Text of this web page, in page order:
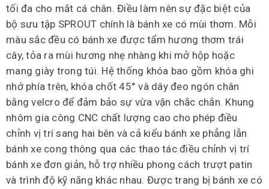
tối đa cho mắt cá chân. Điều làm nên sự đặc biệt của
bộ sưu tập SPROUT chính là bánh xe có mùi thơm. Mỗi
màu sắc đều có bánh xe được tẩm hương thơm trái
cây, tỏa ra mùi hương nhẹ nhàng khi mở hộp hoặc
mang giày trong túi. Hệ thống khóa bao gồm khóa ghi
nhớ phía trên, khóa chốt 45° và dây đeo ngón chân
bằng velcro để đảm bảo sự vừa vặn chắc chắn. Khung
nhôm gia công CNC chất lượng cao cho phép điều
chỉnh vị trí sang hai bên và cả kiểu bánh xe phẳng lẫn
bánh xe cong thông qua các thao tác điều chỉnh vị trí
bánh xe đơn giản, hỗ trợ nhiều phong cách trượt patin
và trình độ kỹ năng khác nhau. Được trang bị bánh xe có